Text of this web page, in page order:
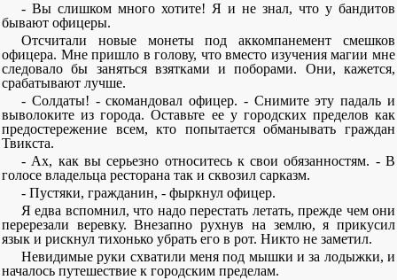
- Вы слишком много хотите! Я и не знал, что у бандитов
бывают офицеры.
Отсчитали новые монеты под аккомпанемент смешков
офицера. Мне пришло в голову, что вместо изучения магии мне
следовало бы заняться взятками и поборами. Они, кажется,
срабатывают лучше.
- Солдаты! - скомандовал офицер. - Снимите эту падаль и
выволоките из города. Оставьте ее у городских пределов как
предостережение всем, кто попытается обманывать граждан
Твикста.
- Ах, как вы серьезно относитесь к свои обязанностям. - В
голосе владельца ресторана так и сквозил сарказм.
- Пустяки, гражданин, - фыркнул офицер.
Я едва вспомнил, что надо перестать летать, прежде чем они
перерезали веревку. Внезапно рухнув на землю, я прикусил
язык и рискнул тихонько убрать его в рот. Никто не заметил.
Невидимые руки схватили меня под мышки и за лодыжки, и
началось путешествие к городским пределам.